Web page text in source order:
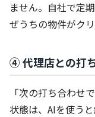
ません。自社で定
ぜうちの物件がク
④ 代理店との打
「次の打ち合わせ
状態は、AIを使う